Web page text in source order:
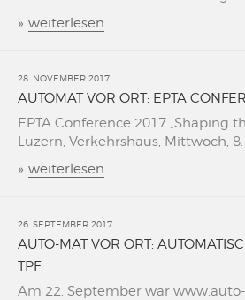
» weiterlesen
28. NOVEMBER 2017
AUTOMAT VOR ORT: EPTA
EPTA Conference 2017 „Shaping
Luzern, Verkehrshaus, Mittwoch, 8.
» weiterlesen
26. SEPTEMBER 2017
AUTO-MAT VOR ORT:
TPF
Am 22. September war